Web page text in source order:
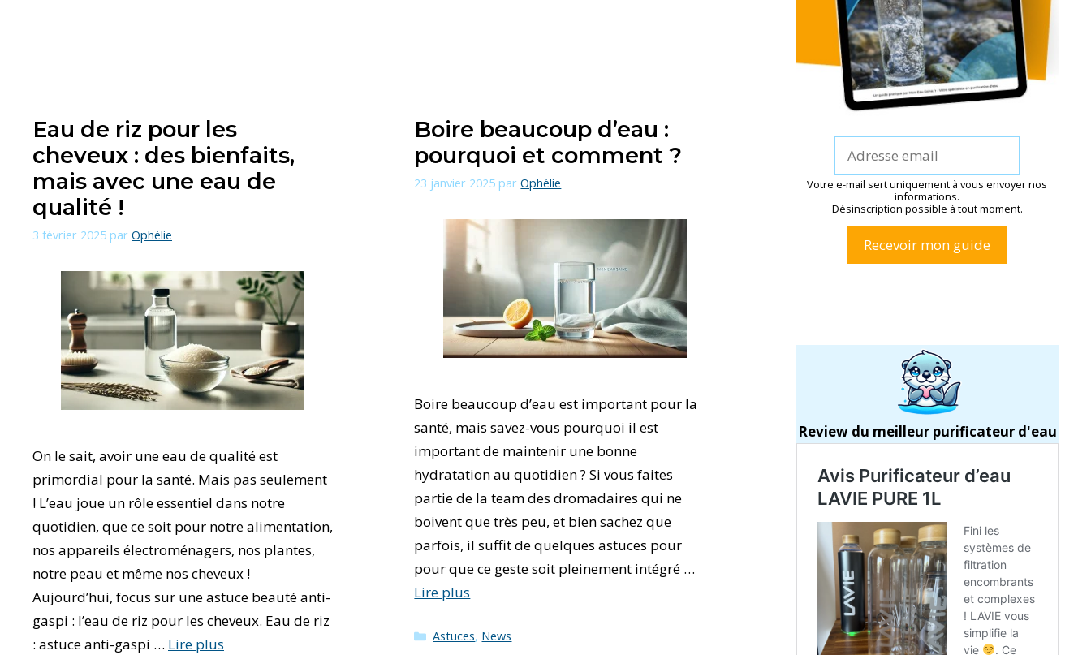
Eau de riz pour les
cheveux : des bienfaits,
mais avec une eau de
qualité !
3 février 2025 par Ophélie
On le sait, avoir une eau de qualité est
primordial pour la santé. Mais pas seulement
! L’eau joue un rôle essentiel dans notre
quotidien, que ce soit pour notre alimentation,
nos appareils électroménagers, nos plantes,
notre peau et même nos cheveux !
Aujourd’hui, focus sur une astuce beauté anti-
gaspi : l’eau de riz pour les cheveux. Eau de riz
: astuce anti-gaspi … Lire plus
Boire beaucoup d’eau :
pourquoi et comment ?
23 janvier 2025 parOphélie
Boire beaucoup d’eau est important pour la
santé, mais savez-vous pourquoi il est
important de maintenir une bonne
hydratation au quotidien ? Si vous faites
partie de la team des dromadaires qui ne
boivent que très peu, et bien sachez que
parfois, il suffit de quelques astuces pour
pour que ce geste soit pleinement intégré …
Lire plus
Catégories
Astuces, News
Votre e-mail sert uniquement à vous envoyer nos
informations.
Désinscription possible à tout moment.
Review du meilleur purificateur d'eau